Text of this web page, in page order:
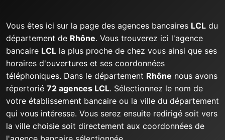
Vous êtes ici sur la page des agences bancaires LCL du
département de Rhône. Vous trouverez ici l'agence
bancaire LCL la plus proche de chez vous ainsi que ses
horaires d'ouvertures et ses coordonnées
téléphoniques. Dans le département Rhône nous avons
répertorié 72 agences LCL. Sélectionnez le nom de
votre établissement bancaire ou la ville du département
qui vous intéresse. Vous serez ensuite redirigé soit vers
la ville choisie soit directement aux coordonnées de